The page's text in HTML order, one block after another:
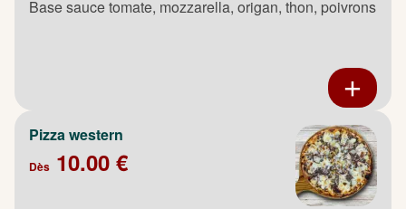
Base sauce tomate, mozzarella, origan, thon, poivrons
Pizza western
Dès 10.00 €